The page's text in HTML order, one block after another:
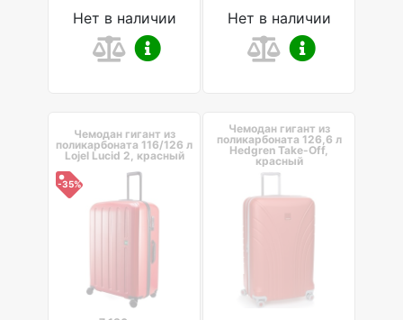
Нет в наличии Нет в наличии
Чемодан гигант из
поликарбоната 116/126 л
Lojel Lucid 2, красный
-35%
Чемодан гигант из
поликарбоната 126,6 л
Hedgren Take-Off,
красный